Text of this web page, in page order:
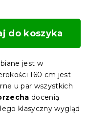
do koszyka
jest w
160 cm jest
u par wszystkich
docenią
klasyczny wygląd